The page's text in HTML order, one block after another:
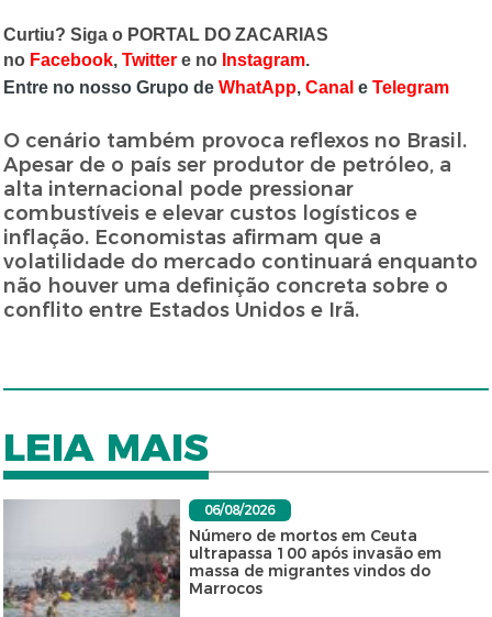
Curtiu? Siga o PORTAL DO ZACARIAS
no Facebook,Twitter e no Instagram.
Entre no nosso Grupo deWhatApp,Canal eTelegram
O cenário também provoca reflexos no Brasil.
Apesar de o país ser produtor de petróleo, a
alta internacional pode pressionar
combustíveis e elevar custos logísticos e
inflação. Economistas afirmam que a
volatilidade do mercado continuará enquanto
não houver uma definição concreta sobre o
conflito entre Estados Unidos e Irã.
LEIA MAIS
06/08/2026
Número de mortos em Ceuta
ultrapassa 100 após invasão em
massa de migrantes vindos do
Marrocos